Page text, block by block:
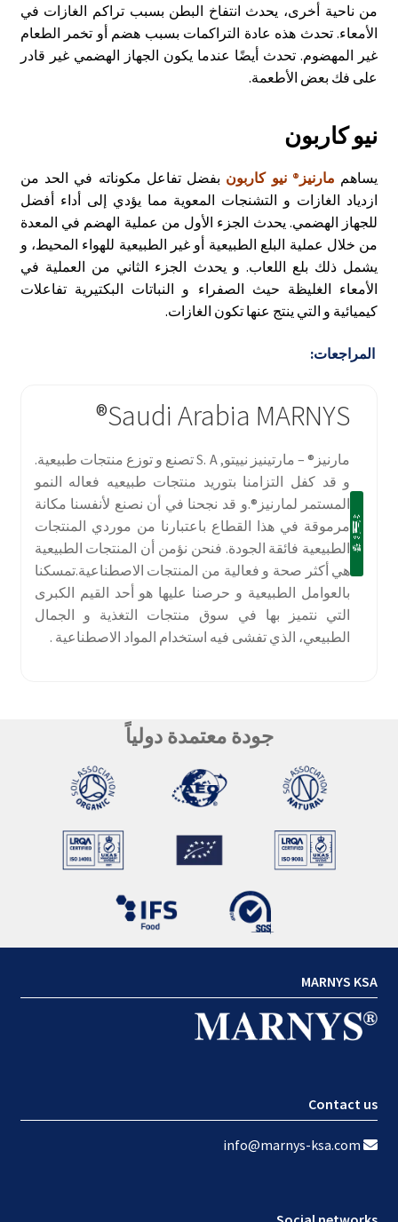
من ناحية أخرى، يحدث انتفاخ البطن بسبب تراكم الغازات في
الأمعاء. تحدث هذه عادة التراكمات بسبب هضم أو تخمر الطعام
غير المهضوم. تحدث أيضًا عندما يكون الجهاز الهضمي غير قادر
على فك بعض الأطعمة.
نيو كاربون
يساهم مارنيز® نيو كاربون بفضل تفاعل مكوناته في الحد من
ازدياد الغازات و التشنجات المعوية مما يؤدي إلى أداء أفضل
للجهاز الهضمي. يحدث الجزء الأول من عملية الهضم في المعدة
من خلال عملية البلع الطبيعية أو غير الطبيعية للهواء المحيط، و
يشمل ذلك بلع اللعاب. و يحدث الجزء الثاني من العملية في
الأمعاء الغليظة حيث الصفراء و النباتات البكتيرية تفاعلات
كيميائية و التي ينتج عنها تكون الغازات.
المراجعات:
Saudi Arabia MARNYS®
مارنيز® – مارتينيز نييتو, S. A تصنع و توزع منتجات طبيعية.
و قد كفل التزامنا بتوريد منتجات طبيعيه فعاله النمو
المستمر لمارنيز®.و قد نجحنا في أن نصنع لأنفسنا مكانة
مرموقة في هذا القطاع باعتبارنا من موردي المنتجات
الطبيعية فائقة الجودة. فنحن نؤمن أن المنتجات الطبيعية
هي أكثر صحة و فعالية من المنتجات الاصطناعية.تمسكنا
بالعوامل الطبيعية و حرصنا عليها هو أحد القيم الكبرى
التي نتميز بها في سوق منتجات التغذية و الجمال
الطبيعي، الذي تفشى فيه استخدام المواد الاصطناعية .
جودة معتمدة دولياً
MARNYS KSA
Contact us
info@marnys-ksa.com